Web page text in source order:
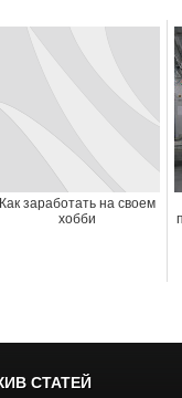
Как заработать на своем
хобби
СТАТЕЙ